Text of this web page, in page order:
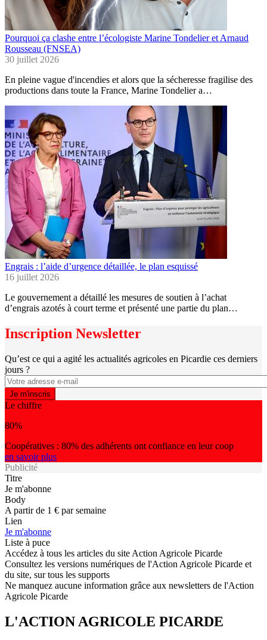
Pourquoi ça clashe entre l’écologiste Marine Tondelier et Arnaud
Rousseau (FNSEA)
30 juillet 2026
En pleine vague d'incendies et alors que la sécheresse fragilise des
productions dans toute la France, Marine Tondelier a…
Engrais : l’aide d’urgence détaillée, le plan esquissé
16 juillet 2026
Le gouvernement a détaillé les mesures de soutien à l’achat
d’engrais azotés à court terme et présenté une partie du plan…
Inscription Newsletter
Qu’est ce qui a agité les actualités agricoles en Picardie ces derniers
jours ?
Le chiffre
80%
Coopératives : 80% des adhérents ont confiance en leur coop
en savoir plus
Publicité
Titre
Je m'abonne
Body
A partir de 1 € par semaine
Lien
Je m'abonne
Liste à puce
Accédez à tous les articles du site Action Agricole Picarde
Consultez les versions numériques de l'Action Agricole Picarde et
du site, sur tous les supports
Ne manquez aucune information grâce aux newsletters de l'Action
Agricole Picarde
L'ACTION AGRICOLE PICARDE